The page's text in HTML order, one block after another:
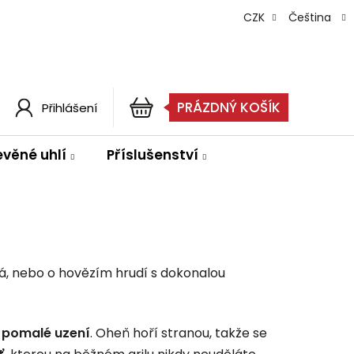
CZK Čeština
Přihlášení
NÁKUPNÍ
KOŠÍK
PRÁZDNÝ KOŠÍK
uhlí Příslušenství
nebo o hovězím hrudí s dokonalou
pomalé uzení. Oheň hoří stranou, takže se